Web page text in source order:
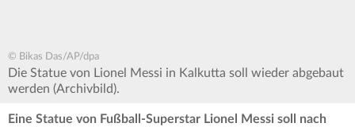
© Bikas Das/AP/dpa
Die Statue von Lionel Messi in Kalkutta soll wieder abgebaut
werden (Archivbild).
Eine Statue von Fußball-Superstar Lionel Messi soll nach